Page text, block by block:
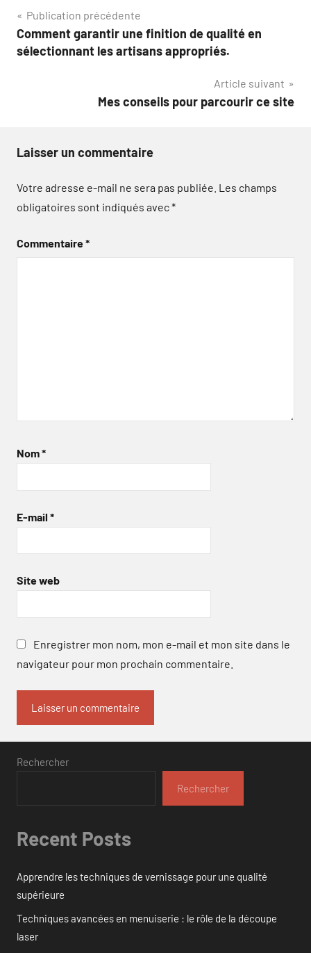
Navigation
de
Publication précédente
Comment garantir une finition de qualité en
sélectionnant les artisans appropriés.
Article suivant
Mes conseils pour parcourir ce site
Laisser un commentaire
Votre adresse e-mail ne sera pas publiée. Les champs
obligatoires sont indiqués avec*
Commentaire*
Nom*
E-mail *
Site web
Enregistrer mon nom, mon e-mail et mon site dans le
navigateur pour mon prochain commentaire.
Rechercher
Rechercher
Recent Posts
Apprendre les techniques de vernissage pour une qualité
supérieure
Techniques avancées en menuiserie : le rôle de la découpe
laser